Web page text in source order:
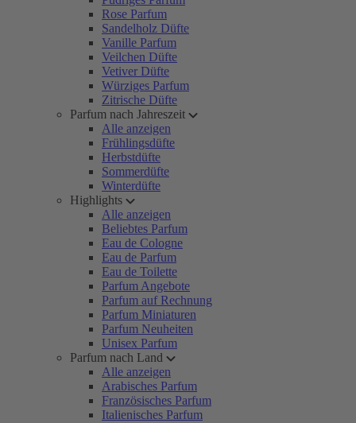
Rose Parfum
Sandelholz Düfte
Vanille Parfum
Veilchen Düfte
Vetiver Düfte
Würziges Parfum
Zitrische Düfte
Parfum nach Jahreszeit
Alle anzeigen
Frühlingsdüfte
Herbstdüfte
Sommerdüfte
Winterdüfte
Highlights
Alle anzeigen
Beliebtes Parfum
Eau de Cologne
Eau de Parfum
Eau de Toilette
Parfum Angebote
Parfum auf Rechnung
Parfum Miniaturen
Parfum Neuheiten
Unisex Parfum
Parfum nach Land
Alle anzeigen
Arabisches Parfum
Französisches Parfum
Italienisches Parfum